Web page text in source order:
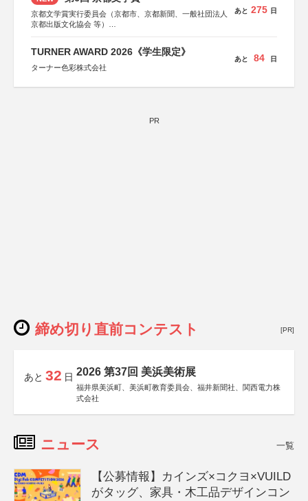
京都文学賞実行委員会（京都市、京都新聞、一般社団法人
京都出版文化協会 等）
KADOKAWA、河出書房新社、幻冬舎、講談社、光文社、
集英社、小学館、祥伝社、新潮社、淡交社、ちいさいミシ
マ社、徳間書店、早川書房、PHP研究所、双葉社、文藝春
あと 275 日
TURNER AWARD 2026《学生限定》
ターナー色彩株式会社
あと 84 日
PR
締め切り直前コンテスト [PR]
あと 32 日 2026 第37回 美浜美術展
福井県美浜町、美浜町教育委員会、福井新聞社、関西電力株
式会社
ニュース 一覧
【公募情報】カインズ×コクヨ×VUILD
がタッグ、家具・木工品デザインコン